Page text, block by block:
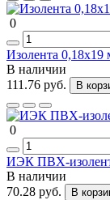
0
Изолента
В наличии
111.76 руб.
В
0
ИЭК ПВХ-
В наличии
70.28 руб.
В